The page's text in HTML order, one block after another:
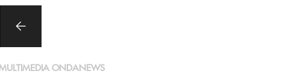
ONDANEWS